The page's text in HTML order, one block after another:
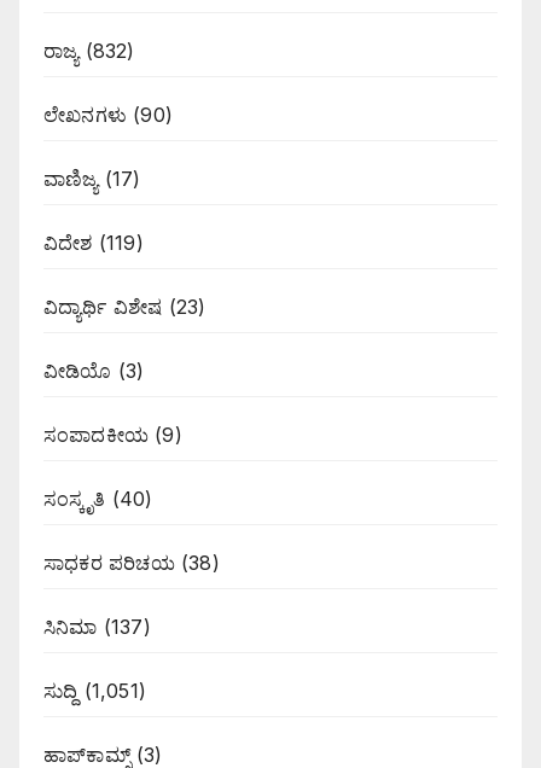
ರಾಜ್ಯ(832)
ಲೇಖನಗಳು (90)
ವಾಣಿಜ್ಯ(17)
ವಿದೇಶ (119)
ವಿದ್ಯಾರ್ಥಿ ವಿಶೇಷ (23)
ವೀಡಿಯೊ (3)
ಸಂಪಾದಕೀಯ (9)
ಸಂಸ್ಕೃತಿ (40)
ಸಾಧಕರ ಪರಿಚಯ(38)
ಸಿನಿಮಾ (137)
ಸುದ್ದಿ (1,051)
ಹಾಪ್‌ಕಾಮ್ಸ್‌(3)